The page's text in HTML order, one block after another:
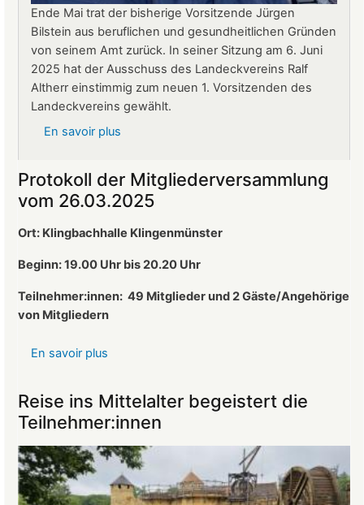
Ende Mai trat der bisherige Vorsitzende Jürgen
Bilstein aus beruflichen und gesundheitlichen Gründen
von seinem Amt zurück. In seiner Sitzung am 6. Juni
2025 hat der Ausschuss des Landeckvereins Ralf
Altherr einstimmig zum neuen 1. Vorsitzenden des
Landeckvereins gewählt.
En savoir plus
Altherr
ist
neuer
Vorsitzender
des
Protokoll der Mitgliederversammlung
vom 26.03.2025
Ort: Klingbachhalle Klingenmünster
Beginn: 19.00 Uhr bis 20.20 Uhr
Teilnehmer:innen: 49 Mitglieder und 2 Gäste/Angehörige
von Mitgliedern
En savoir plus
der
Mitgliederversammlung
vom
26.03.2025
Reise ins Mittelalter begeistert die
Teilnehmer:innen